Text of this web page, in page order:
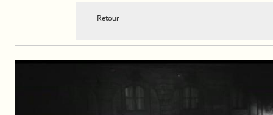
Retour